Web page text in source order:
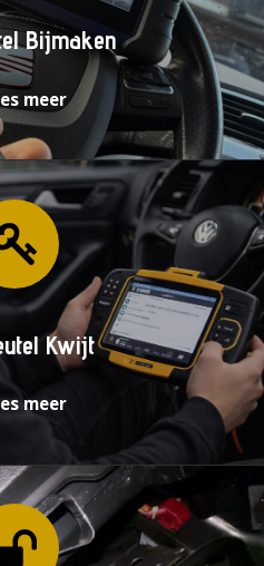
Bijmaken
meer
Kwijt
meer